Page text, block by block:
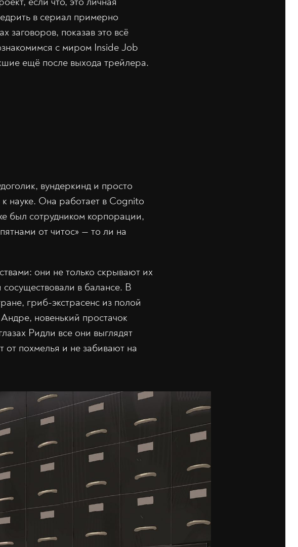
в сериал примерно
заговоров, показав это всё
с миром Inside Job
ещё после выхода трейлера.
вундеркинд и просто
науке. Она работает в Cognito
был сотрудником корпорации,
от читос» — то ли на
они не только скрывают их
сосуществовали в балансе. В
гриб-экстрасенс из полой
новенький простачок
Ридли все они выглядят
от похмелья и не забивают на